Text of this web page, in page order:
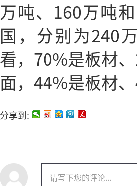
万吨、160万吨
国，分别为240
看，70%是板材
面，44%是板材
分享到: